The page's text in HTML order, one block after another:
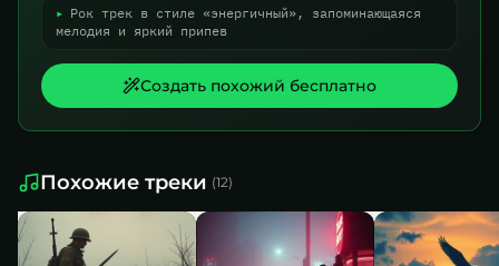
▸ Рок трек в стиле «энергичный», запоминающаяся
мелодия и яркий припев
Создать похожий бесплатно
Похожие треки (12)